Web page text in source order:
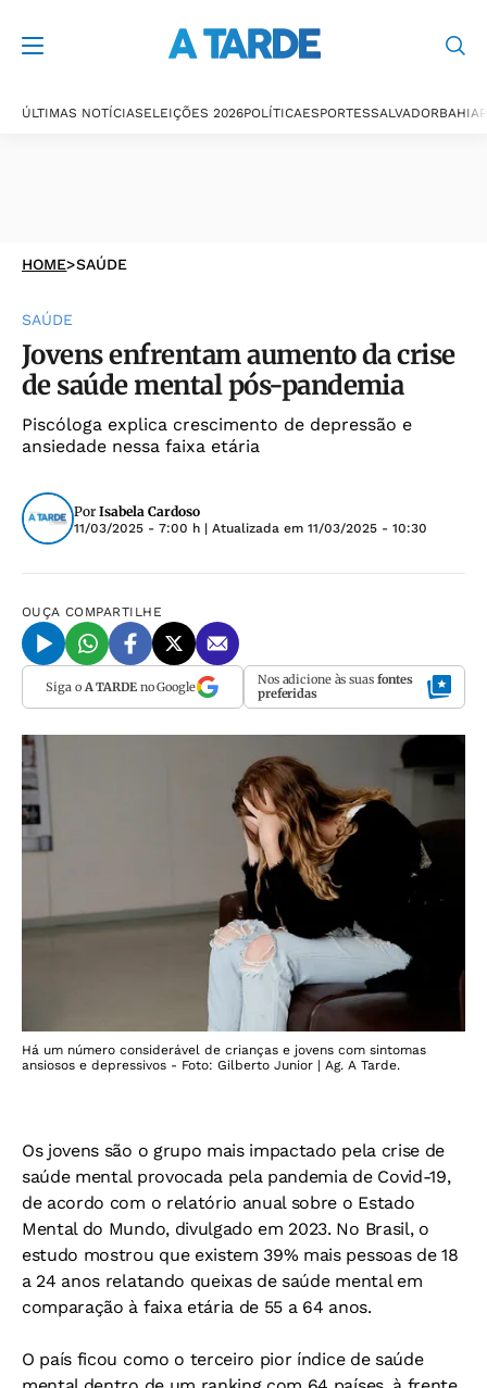
ÚLTIMAS NOTÍCIASELEIÇÕES 2026POLÍTICAESPORTESSALVADORBAHIA
HOME>SAÚDE
SAÚDE
Jovens enfrentam aumento da crise
de saúde mental pós-pandemia
Piscóloga explica crescimento de depressão e
ansiedade nessa faixa etária
Por Isabela Cardoso
11/03/2025 - 7:00 h | Atualizada em 11/03/2025 - 10:30
OUÇA COMPARTILHE
Siga o A TARDEno Google Nos adicione às suas fontes
preferidas
Há um número considerável de crianças e jovens com sintomas
ansiosos e depressivos - Foto: Gilberto Junior | Ag. A Tarde.
Os jovens são o grupo mais impactado pela crise de
saúde mental provocada pela pandemia de Covid-19,
de acordo com o relatório anual sobre o Estado
Mental do Mundo, divulgado em 2023. No Brasil, o
estudo mostrou que existem 39% mais pessoas de 18
a 24 anos relatando queixas de saúde mental em
comparação à faixa etária de 55 a 64 anos.
O país ficou como o terceiro pior índice de saúde